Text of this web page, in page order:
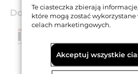
Dokumenty techniczne
Te ciasteczka zbierają informacje,
które mogą zostać wykorzystane
celach marketingowych.
Akceptuj wszystkie